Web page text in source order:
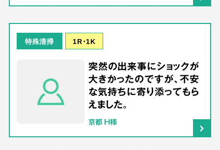
特殊清掃 1R･1K
突然の出来事にショックが
大きかったのですが、不安
な気持ちに寄り添ってもら
えました。
京都 H様